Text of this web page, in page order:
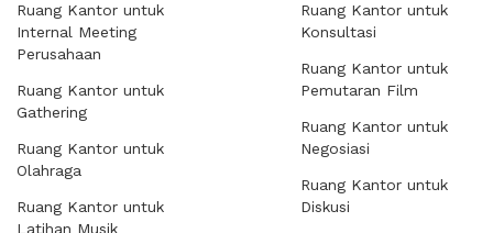
Ruang Kantor untuk
Internal Meeting
Perusahaan
Ruang Kantor untuk
Gathering
Ruang Kantor untuk
Olahraga
Ruang Kantor untuk
Latihan Musik
Ruang Kantor untuk
Konsultasi
Ruang Kantor untuk
Pemutaran Film
Ruang Kantor untuk
Negosiasi
Ruang Kantor untuk
Diskusi